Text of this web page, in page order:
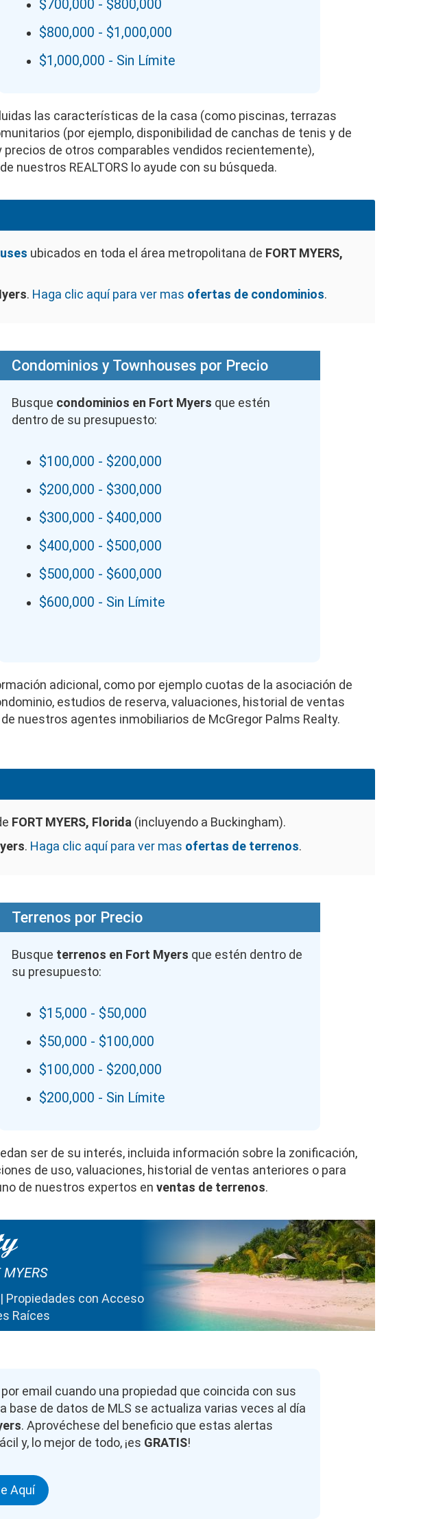
$700,000 - $800,000
$800,000 - $1,000,000
$1,000,000 - Sin Límite
las características de la casa (como piscinas, terrazas
(por ejemplo, disponibilidad de canchas de tenis y de
de otros comparables vendidos recientemente),
nuestros REALTORS lo ayude con su búsqueda.
ubicados en toda el área metropolitana de FORT MYERS,
. Haga clic aquí para ver mas ofertas de condominios.
Condominios y Townhouses por Precio
Busque condominios en Fort Myers que estén
dentro de su presupuesto:
$100,000 - $200,000
$200,000 - $300,000
$300,000 - $400,000
$400,000 - $500,000
$500,000 - $600,000
$600,000 - Sin Límite
adicional, como por ejemplo cuotas de la asociación de
estudios de reserva, valuaciones, historial de ventas
nuestros agentes inmobiliarios de McGregor Palms Realty.
FORT MYERS, Florida (incluyendo a Buckingham).
. Haga clic aquí para ver mas ofertas de terrenos.
Terrenos por Precio
Busque terrenos en Fort Myers que estén dentro de
su presupuesto:
$15,000 - $50,000
$50,000 - $100,000
$100,000 - $200,000
$200,000 - Sin Límite
ser de su interés, incluida información sobre la zonificación,
de uso, valuaciones, historial de ventas anteriores o para
de nuestros expertos en ventas de terrenos.
MYERS
Propiedades con Acceso
Raíces
email cuando una propiedad que coincida con sus
de datos de MLS se actualiza varias veces al día
. Aprovéchese del beneficio que estas alertas
y, lo mejor de todo, ¡es GRATIS!
Aquí